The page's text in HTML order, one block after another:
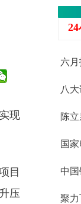
现
目
压
六
八
陈
国
中
聚